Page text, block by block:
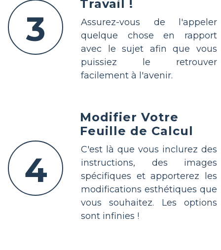
3
Travail !
Assurez-vous de l'appeler
quelque chose en rapport
avec le sujet afin que vous
puissiez le retrouver
facilement à l'avenir.
4
Modifier Votre
Feuille de Calcul
C'est là que vous inclurez des
instructions, des images
spécifiques et apporterez les
modifications esthétiques que
vous souhaitez. Les options
sont infinies !